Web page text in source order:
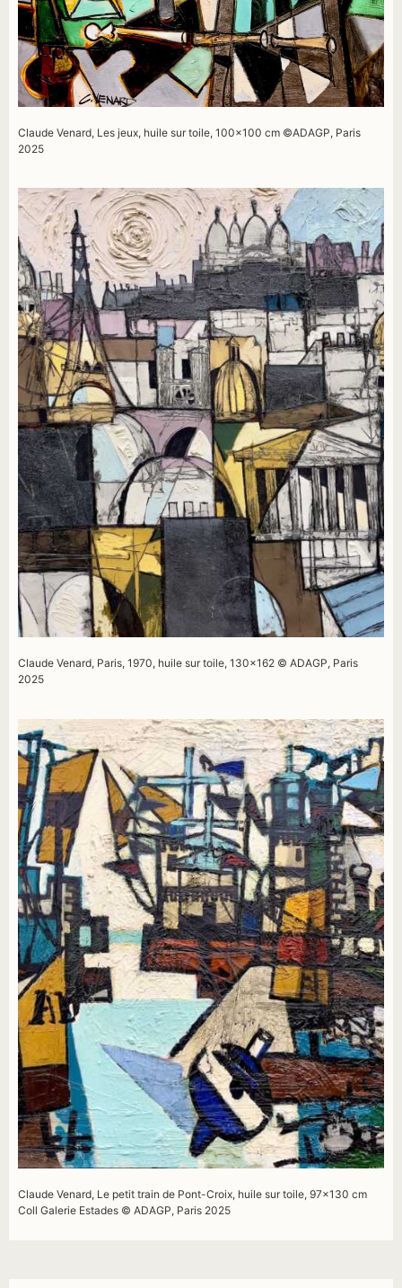
Claude Venard, Les jeux, huile sur toile, 100×100 cm ©ADAGP, Paris
2025
Claude Venard, Paris, 1970, huile sur toile, 130×162 © ADAGP, Paris
2025
Claude Venard, Le petit train de Pont-Croix, huile sur toile, 97×130 cm
Coll Galerie Estades © ADAGP, Paris 2025